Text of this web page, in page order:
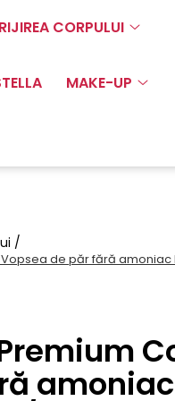
CORPULUI
MAKE-UP
/
Vopsea de păr fără amoniac
Premium